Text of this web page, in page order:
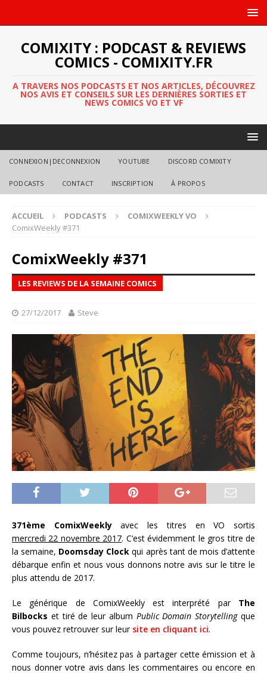
COMIXITY : PODCAST & REVIEWS
COMICS - COMIXITY.FR
A TRAVERS NOS PODCASTS ET NOS ARTICLES, DÉCOUVREZ
NOS AVIS ET CONSEILS SUR LES DERNIÈRES SORTIES ET
NEWS COMICS VO ET VF
CONNEXION|DECONNEXION YOUTUBE DISCORD COMIXITY
PODCASTS CONTACT INSCRIPTION À PROPOS
ACCUEIL PODCASTS
COMIXWEEKLY VO
ComixWeekly #371
ComixWeekly #371
LES REVIEWS DE LA SEMAINE COMICS
27/12/2017 Steve
371ème ComixWeeklyavec les titres en VO sortis
mercredi 22 novembre 2017. C’est évidemment le gros titre de
la semaine, Doomsday Clock qui après tant de mois d’attente
débarque enfin et nous vous donnons notre avis sur le titre le
plus attendu de 2017.
Le générique de ComixWeekly est interprété par The
Bilbocks et tiré de leur album Public Domain Storytellingque
vous pouvez retrouver sur leursite en cliquant ici.
Comme toujours, n’hésitez pas à partager cette émission et à
nous donner votre avis dans les commentaires ou encore en